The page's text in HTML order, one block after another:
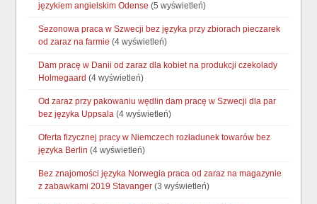
językiem angielskim Odense (5 wyświetleń)
Sezonowa praca w Szwecji bez języka przy zbiorach pieczarek
od zaraz na farmie (4 wyświetleń)
Dam pracę w Danii od zaraz dla kobiet na produkcji czekolady
Holmegaard (4 wyświetleń)
Od zaraz przy pakowaniu wędlin dam pracę w Szwecji dla par
bez języka Uppsala (4 wyświetleń)
Oferta fizycznej pracy w Niemczech rozładunek towarów bez
języka Berlin (4 wyświetleń)
Bez znajomości języka Norwegia praca od zaraz na magazynie
z zabawkami 2019 Stavanger (3 wyświetleń)